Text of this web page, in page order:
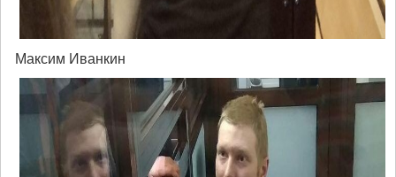
Максим Иванкин